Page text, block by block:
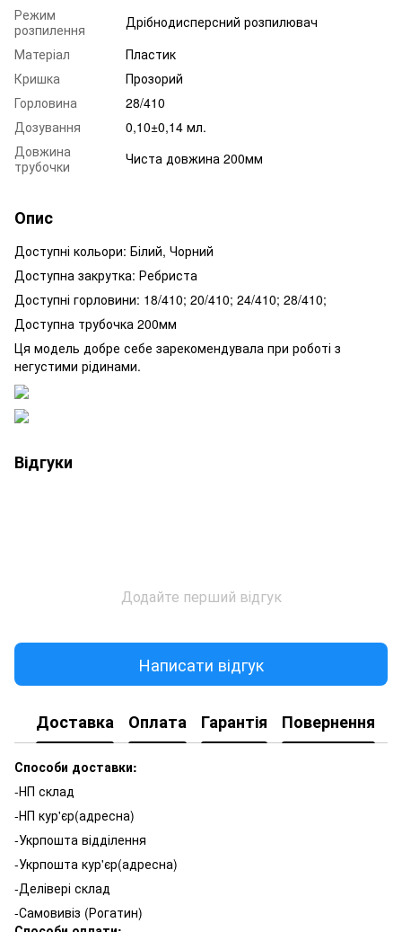
Режим
розпилення
Дрібнодисперсний розпилювач
Матеріал
Пластик
Кришка
Прозорий
Горловина
28/410
Дозування
0,10±0,14 мл.
Довжина
трубочки
Чиста довжина 200мм
Опис
Доступні кольори: Білий, Чорний
Доступна закрутка: Ребриста
Доступні горловини: 18/410; 20/410; 24/410; 28/410;
Доступна трубочка 200мм
Ця модель добре себе зарекомендувала при роботі з
негустими рідинами.
Відгуки
Додайте перший відгук
Написати відгук
Доставка Оплата Гарантія Повернення
Способи доставки:
-НП склад
-НП кур'єр(адресна)
-Укрпошта відділення
-Укрпошта кур'єр(адресна)
-Делівері склад
-Самовивіз (Рогатин)